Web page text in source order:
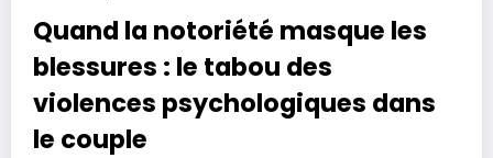
Quand la notoriété masque les
blessures : le tabou des
violences psychologiques dans
le couple